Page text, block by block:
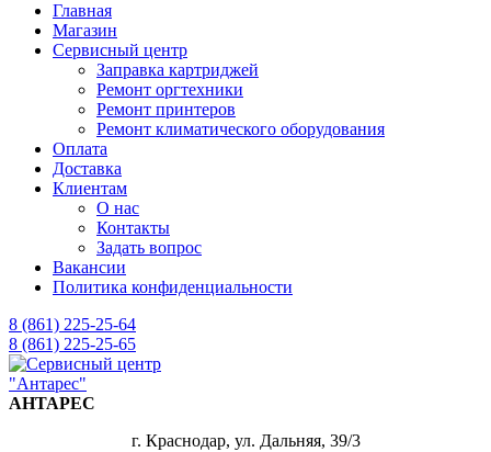
Главная
Магазин
Сервисный центр
Заправка картриджей
Ремонт оргтехники
Ремонт принтеров
Ремонт климатического оборудования
Оплата
Доставка
Клиентам
О нас
Контакты
Задать вопрос
Вакансии
Политика конфиденциальности
8 (861) 225-25-64
8 (861) 225-25-65
АНТАРЕС
г. Краснодар, ул. Дальняя, 39/3